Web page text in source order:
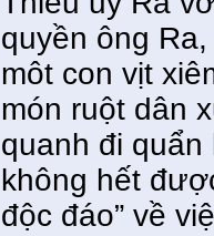
quyền ông
môt con vịt
món ruột dân
quanh đi
không hết
độc đáo” về